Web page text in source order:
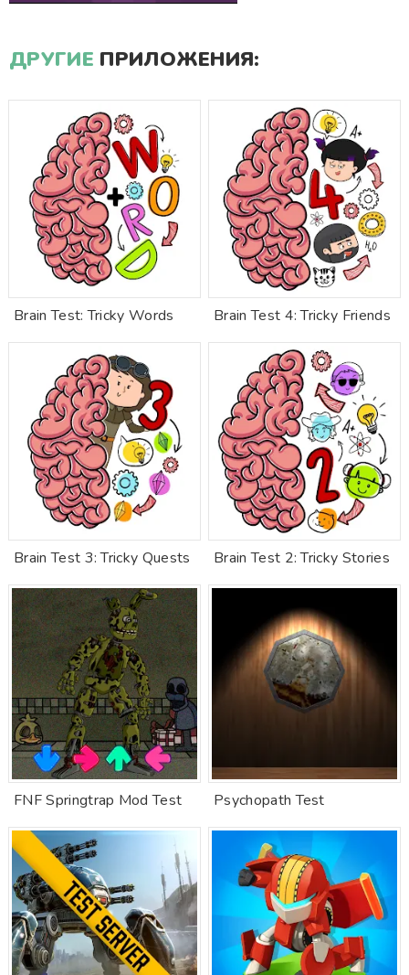
ДРУГИЕ ПРИЛОЖЕНИЯ:
Brain Test: Tricky Words Brain Test 4: Tricky Friends
Brain Test 3: Tricky Quests Brain Test 2: Tricky Stories
FNF Springtrap Mod Test Psychopath Test